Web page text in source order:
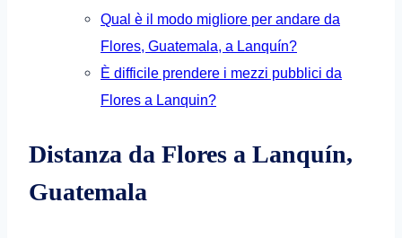
Qual è il modo migliore per andare da
Flores, Guatemala, a Lanquín?
È difficile prendere i mezzi pubblici da
Flores a Lanquin?
Distanza da Flores a Lanquín,
Guatemala